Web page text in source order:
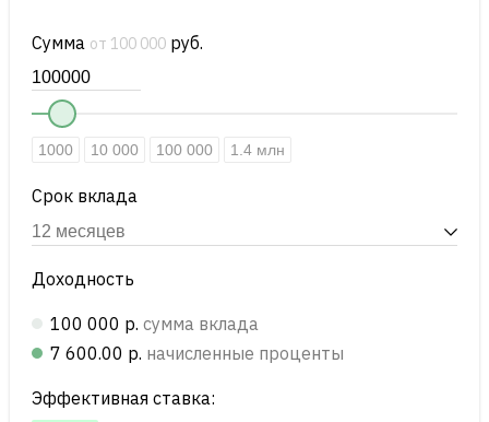
Сумма от 100 000руб.
1000 10 000 100 000 1.4 млн
Срок вклада
Доходность
100 000 р. сумма вклада
7 600.00 р. начисленные проценты
Эффективная ставка: